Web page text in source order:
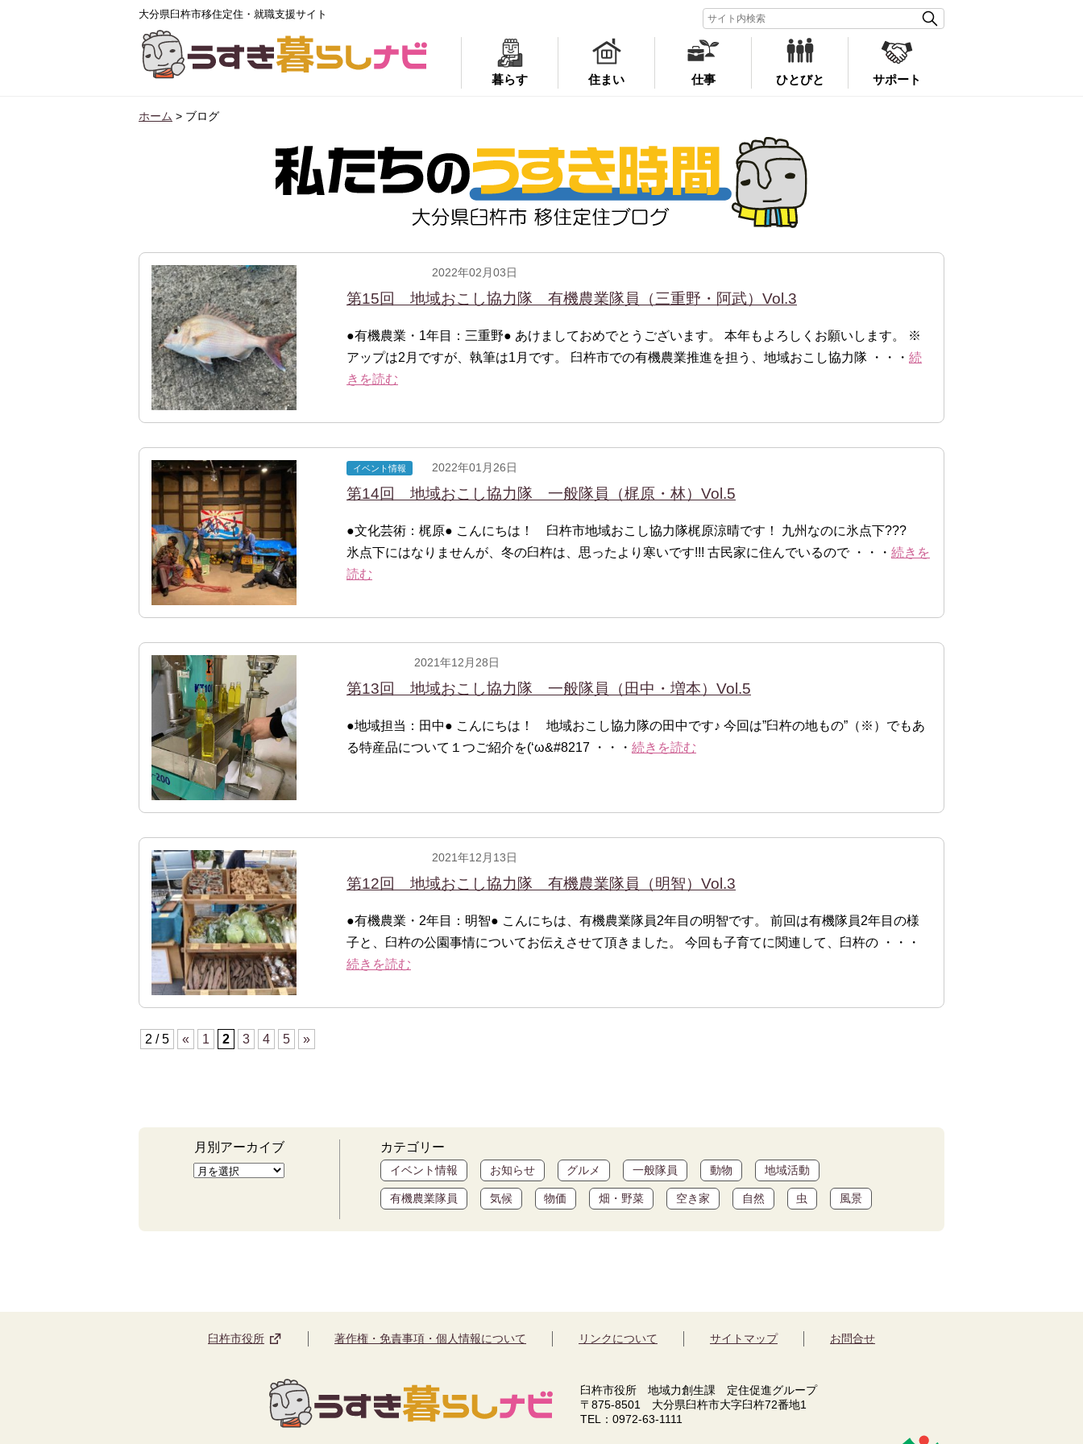
大分県臼杵市移住定住・就職支援サイト
暮らす 住まい 仕事 ひとびと サポート
ホーム > ブログ
2022年02月03日
第15回 地域おこし協力隊 有機農業隊員（三重野・阿武）Vol.3
●有機農業・1年目：三重野● あけましておめでとうございます。 本年もよろしくお願いします。 ※
アップは2月ですが、執筆は1月です。 臼杵市での有機農業推進を担う、地域おこし協力隊 ・・・ 続
きを読む
イベント情報 2022年01月26日
第14回 地域おこし協力隊 一般隊員（梶原・林）Vol.5
●文化芸術：梶原● こんにちは！ 臼杵市地域おこし協力隊梶原涼晴です！ 九州なのに氷点下???
氷点下にはなりませんが、冬の臼杵は、思ったより寒いです!!! 古民家に住んでいるので ・・・ 続きを
読む
2021年12月28日
第13回 地域おこし協力隊 一般隊員（田中・増本）Vol.5
●地域担当：田中● こんにちは！ 地域おこし協力隊の田中です♪ 今回は”臼杵の地もの”（※）でもあ
る特産品について１つご紹介を(‘ω&#8217 ・・・ 続きを読む
2021年12月13日
第12回 地域おこし協力隊 有機農業隊員（明智）Vol.3
●有機農業・2年目：明智● こんにちは、有機農業隊員2年目の明智です。 前回は有機隊員2年目の様
子と、臼杵の公園事情についてお伝えさせて頂きました。 今回も子育てに関連して、臼杵の ・・・
続きを読む
2 / 5 « 1 2 3 4 5 »
月別アーカイブ カテゴリー
イベント情報 お知らせ グルメ 一般隊員 動物 地域活動
有機農業隊員 気候 物価 畑・野菜 空き家 自然 虫 風景
臼杵市役所 著作権・免責事項・個人情報について リンクについて サイトマップ お問合せ
臼杵市役所 地域力創生課 定住促進グループ
〒875-8501 大分県臼杵市大字臼杵72番地1
TEL：0972-63-1111